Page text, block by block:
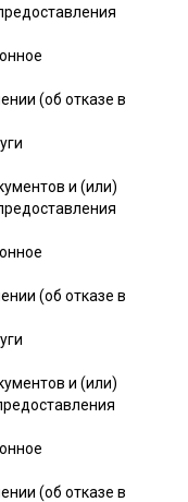
(об отказе в
и (или)
(об отказе в
и (или)
(об отказе в